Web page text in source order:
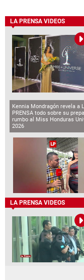
LA PRENSA VIDEOS
Kennia Mondragón revela a
PRENSA todo sobre su
rumbo al Miss Honduras
2026
LA PRENSA VIDEOS